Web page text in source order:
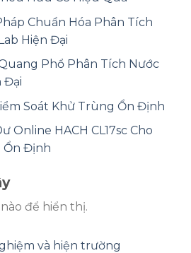
Chuẩn Hóa Phân Tích
Hiện Đại
Phổ Phân Tích Nước
Đại
Soát Khử Trùng Ổn Định
Online HACH CL17sc Cho
Ổn Định
để hiển thị.
và hiện trường